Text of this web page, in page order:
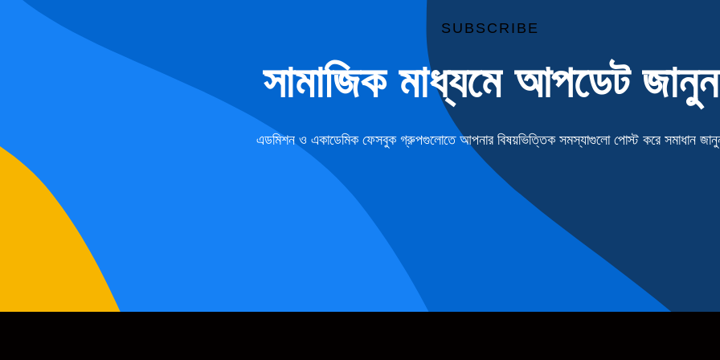
SUBSCRIBE
সামাজিক মাধ্যমে আপডেট জানুন
এডমিশন ও একাডেমিক ফেসবুক গ্রুপগুলোতে আপনার বিষয়ভিত্তিক সমস্যাগুলো পোস্ট করে সমাধান